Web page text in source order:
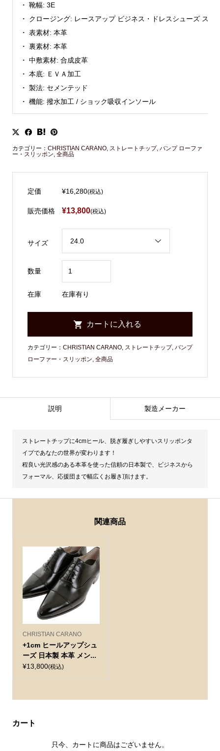
・ 靴幅: 3E
・ クロージング: レースアップ ビジネス・ドレスシューズ スリ
・ 表素材: 本革
・ 裏素材: 本革
・ 中敷素材: 合成皮革
・ 本底: ＥＶＡ加工
・ 製法: セメンテッド
・ 機能: 撥水加工 / ショック吸収インソール
カテゴリー： CHRISTIAN CARANO, ストレートチップ, バンプ ローファ
ー・スリッポン 全商品
定価 ¥16,280(税込)
販売価格 ¥13,800(税込)
サイズ
数量
在庫 在庫有り
カテゴリー： CHRISTIAN CARANO, ストレートチップ, バンプ
ローファー・スリッポン 全商品
説明 製造メーカー
ストレートチップに4cmヒール、脱ぎ履ぎしやすいスリッポンタ
イプであなたの世界が変わります！
程良い光沢感のある本革を使った信頼の日本製で、ビジネスから
フォーマル、応援団まで幅広くお履き頂けます。
関連商品
CHRISTIAN CARANO
+1cm ヒールアップシュ
ーズ 日本製 本革 メン...
¥13,800(税込)
カート
只今、カートに商品はございません。